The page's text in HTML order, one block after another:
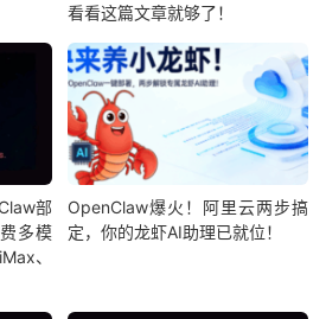
看看这篇文章就够了！
部
多模
、
OpenClaw爆火！阿里云两步搞
定，你的龙虾AI助理已就位！